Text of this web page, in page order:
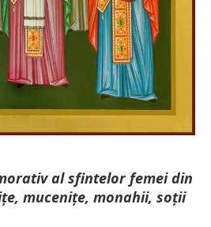
al sfintelor femei din
mu­cenițe, monahii, soții